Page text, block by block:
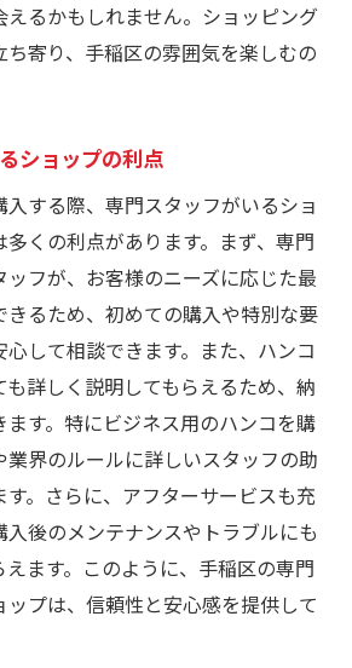
えるかもしれません。ショッピング
寄り、手稲区の雰囲気を楽しむの
ショップの利点
する際、専門スタッフがいるショ
多くの利点があります。まず、専門
フが、お客様のニーズに応じた最
るため、初めての購入や特別な要
して相談できます。また、ハンコ
詳しく説明してもらえるため、納
す。特にビジネス用のハンコを購
界のルールに詳しいスタッフの助
。さらに、アフターサービスも充
後のメンテナンスやトラブルにも
ます。このように、手稲区の専門
プは、信頼性と安心感を提供して